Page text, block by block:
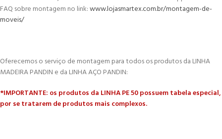
FAQ sobre montagem no link:www.lojasmartex.com.br/montagem-de-
moveis/
Oferecemos o serviço de montagem para todos os produtos da LINHA
MADEIRA PANDIN e da LINHA AÇO PANDIN:
*IMPORTANTE: os produtos da LINHA PE 50 possuem tabela especial,
por se tratarem de produtos mais complexos.